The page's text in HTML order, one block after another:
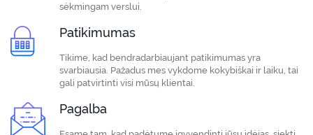
sėkmingam verslui.
Patikimumas
Tikime, kad bendradarbiaujant patikimumas yra
svarbiausia. Pažadus mes vykdome kokybiškai ir laiku, tai
gali patvirtinti visi mūsų klientai.
Pagalba